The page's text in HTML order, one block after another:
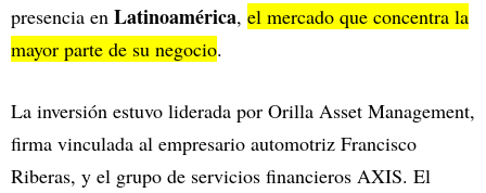
presencia en Latinoamérica, el mercado que concentra la
mayor parte de su negocio.
La inversión estuvo liderada por Orilla Asset Management,
firma vinculada al empresario automotriz Francisco
Riberas, y el grupo de servicios financieros AXIS. El